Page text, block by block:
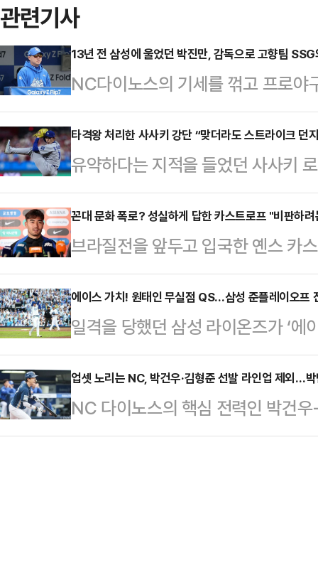
관련기사
13년 전 삼성에 울었던 박진만, 감독으로 고향팀
NC다이노스의 기세를 꺾고 프로
을 승리로 이끈 박진만 감독은 현재
프(준PO·5전 3승제)에서 상대하
다.박진만 감독은 2000년대 한국
다.1996년 현대 유니콘스에 입단
펼쳤던 그는 2005년 FA 자격을 얻
고서는 팀을 2번이나 우승으로 이
격히 좁아졌고, 결국…
타격왕 처리한 사사키 강단 “맞더라도 스트라이크 던
유약하다는 지적을 들었던 사사키
지 뽐내고 있다.사사키는 7일(한국
크에서 펼쳐진 ‘2025 메이저리그
리즈(NLDS·5전 3선승제) 2차전
판, 불펜의 불쇼를 진화하고 팀 승
승)에서도 9회말 등판해 1이닝 무
2경기 연속 세이브를 올린 순간이
포…
꼰대 문화 폭로? 성실하게 답한 카스트로프 "비판하
브라질전을 앞두고 입국한 옌스 카
가 ‘꼰대 문화 폭로’ 논란에 대해
민국 축구 국가대표팀은 10일 오후
랑캥 6위)을 상대로 ‘2026 FIFA 북
치른다.14일 오후 8시에는 같은 장
한다.A매치 2연전을 앞두고 홍명
다. 훈련에 앞서 9월 A매치 이어
진 질문에 답했…
에이스 가치! 원태인 무실점 QS…삼성 준플레이오프
일격을 당했던 삼성 라이온즈가 ‘
이오프에 진출했다.삼성은 7일 대
KBO 신한 SOL뱅크 포스트시즌’
치고도 마운드의 힘으로 NC 다이
삼성은 준플레이오프 진출을 확정
업셋 노리는 NC, 박건우·김형준 선발 라인업 제외…
NC 다이노스의 핵심 전력인 박건
됐다.NC는 7일 대구 삼성라이온